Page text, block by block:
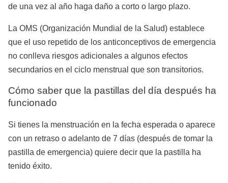
de una vez al año haga daño a corto o largo plazo.
La OMS (Organización Mundial de la Salud) establece
que el uso repetido de los anticonceptivos de emergencia
no conlleva riesgos adicionales a algunos efectos
secundarios en el ciclo menstrual que son transitorios.
Cómo saber que la pastillas del día después ha
funcionado
Si tienes la menstruación en la fecha esperada o aparece
con un retraso o adelanto de 7 días (después de tomar la
pastilla de emergencia) quiere decir que la pastilla ha
tenido éxito.